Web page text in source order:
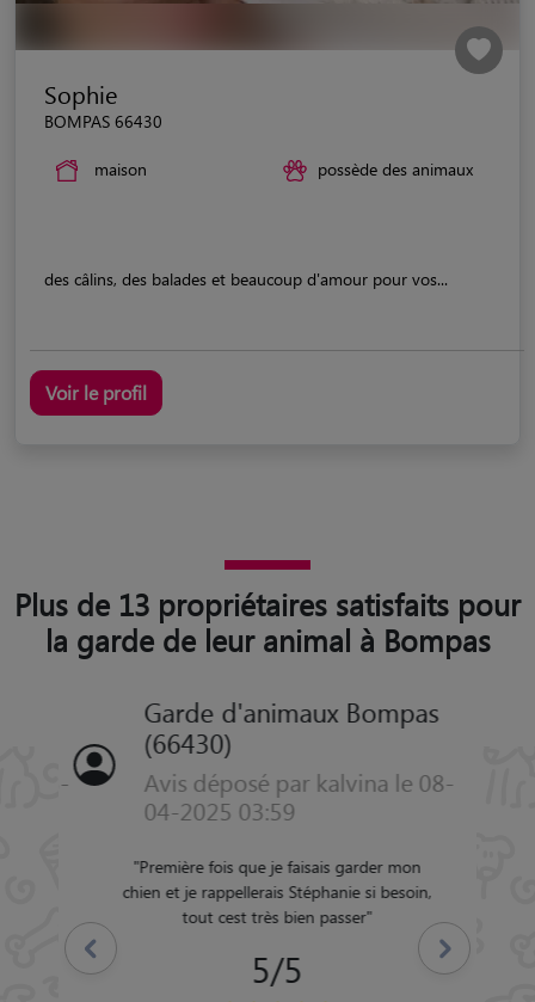
Sophie
BOMPAS 66430
maison possède des animaux
des câlins, des balades et beaucoup d'amour pour vos...
Voir le profil
Plus de 13 propriétaires satisfaits pour
la garde de leur animal à Bompas
Garde d'animaux Bompas
(66430)
Avis déposé par kalvina le 08-
04-2025 03:59
Première fois que je faisais garder mon
chien et je rappellerais Stéphanie si besoin,
tout cest très bien passer"
5/5
Précédent Suivant